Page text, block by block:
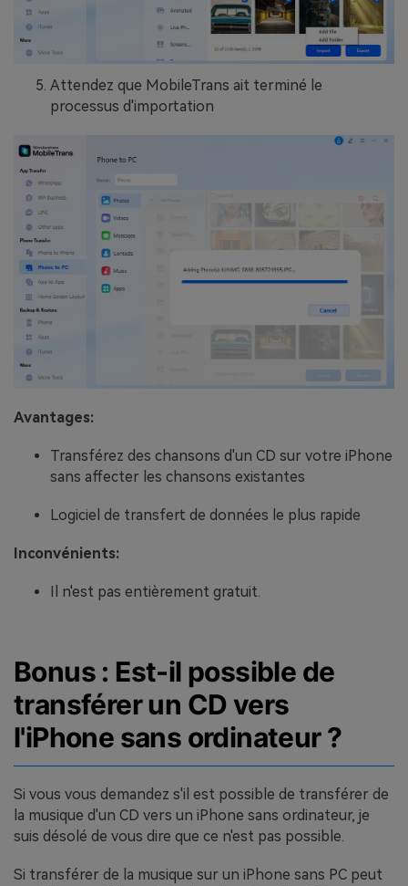
Attendez que MobileTrans ait terminé le
processus d'importation
Avantages:
Transférez des chansons d'un CD sur votre iPhone
sans affecter les chansons existantes
Logiciel de transfert de données le plus rapide
Inconvénients:
Il n'est pas entièrement gratuit.
Bonus : Est-il possible de
transférer un CD vers
l'iPhone sans ordinateur ?
Si vous vous demandez s'il est possible de transférer de
la musique d'un CD vers un iPhone sans ordinateur, je
suis désolé de vous dire que ce n'est pas possible.
Si transférer de la musique sur un iPhone sans PC peut